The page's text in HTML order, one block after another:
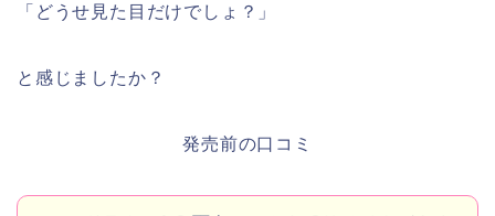
「どうせ見た目だけでしょ？」
と感じましたか？
発売前の口コミ